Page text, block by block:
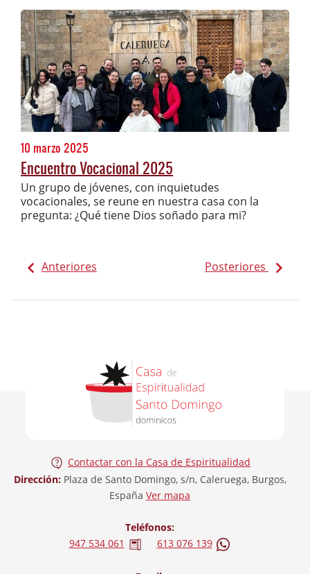
10 marzo 2025
Encuentro Vocacional 2025
Un grupo de jóvenes, con inquietudes
vocacionales, se reune en nuestra casa con la
pregunta: ¿Qué tiene Dios soñado para mi?
Anteriores Posteriores
Contactar con la Casa de Espiritualidad
Dirección:Plaza de Santo Domingo, s/n, Caleruega, Burgos,
España Ver mapa
Teléfonos:
947 534 061
613 076 139